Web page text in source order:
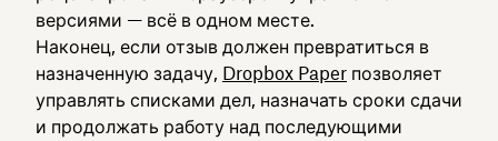
версиями — всё в одном месте.
Наконец, если отзыв должен превратиться в
назначенную задачу, Dropbox Paper позволяет
управлять списками дел, назначать сроки сдачи
и продолжать работу над последующими